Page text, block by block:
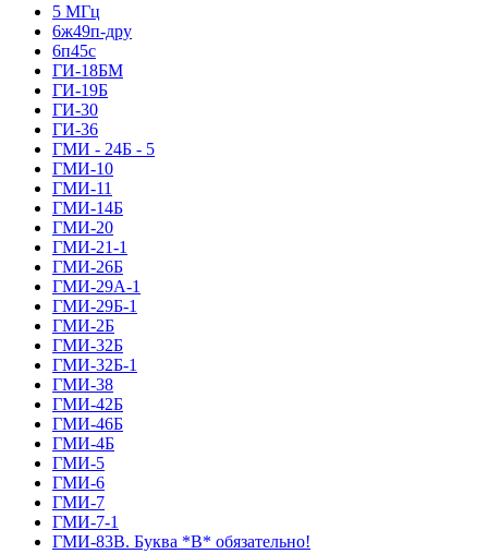
5 МГц
6ж49п-дру
6п45с
ГИ-18БМ
ГИ-19Б
ГИ-30
ГИ-36
ГМИ - 24Б - 5
ГМИ-10
ГМИ-11
ГМИ-14Б
ГМИ-20
ГМИ-21-1
ГМИ-26Б
ГМИ-29А-1
ГМИ-29Б-1
ГМИ-2Б
ГМИ-32Б
ГМИ-32Б-1
ГМИ-38
ГМИ-42Б
ГМИ-46Б
ГМИ-4Б
ГМИ-5
ГМИ-6
ГМИ-7
ГМИ-7-1
ГМИ-83В. Буква *В* обязательно!